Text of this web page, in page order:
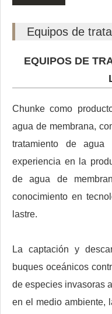
Equipos de
EQUIPOS DE
Chunke como
agua de membrana,
tratamiento de agua
experiencia en la
de agua de
conocimiento en
lastre.
La captación y
buques oceánicos
de especies invasoras
en el medio ambiente,